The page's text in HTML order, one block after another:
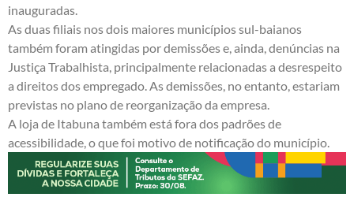
inauguradas.
As duas filiais nos dois maiores municípios sul-baianos
também foram atingidas por demissões e, ainda, denúncias na
Justiça Trabalhista, principalmente relacionadas a desrespeito
a direitos dos empregado. As demissões, no entanto, estariam
previstas no plano de reorganização da empresa.
A loja de Itabuna também está fora dos padrões de
acessibilidade, o que foi motivo de notificação do município.